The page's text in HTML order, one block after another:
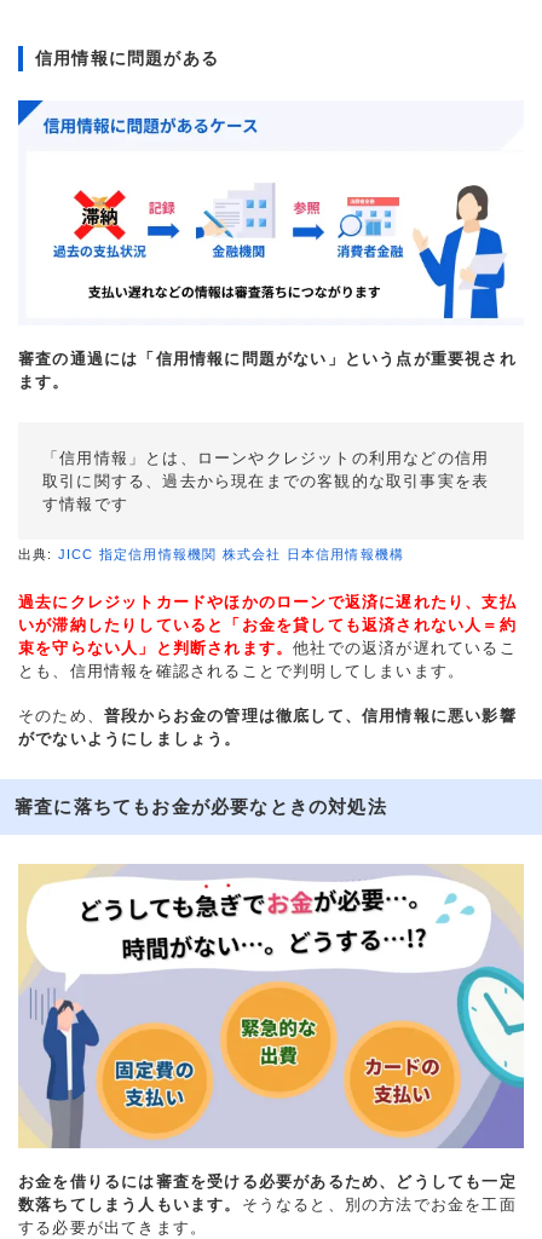
信用情報に問題がある
審査の通過には「信用情報に問題がない」という点が重要視され
ます。
「信用情報」とは、ローンやクレジットの利用などの信用
取引に関する、過去から現在までの客観的な取引事実を表
す情報です
出典: JICC 指定信用情報機関 株式会社 日本信用情報機構
過去にクレジットカードやほかのローンで返済に遅れたり、支払
いが滞納したりしていると「お金を貸しても返済されない人＝約
束を守らない人」と判断されます。他社での返済が遅れているこ
とも、信用情報を確認されることで判明してしまいます。
そのため、 普段からお金の管理は徹底して、信用情報に悪い影響
がでないようにしましょう。
審査に落ちてもお金が必要なときの対処法
お金を借りるには審査を受ける必要があるため、どうしても一定
数落ちてしまう人もいます。 そうなると、別の方法でお金を工面
する必要が出てきます。